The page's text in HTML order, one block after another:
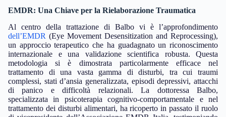
EMDR: Una Chiave per la Rielaborazione Traumatica
Al centro della trattazione di Balbo vi è l’approfondimento
dell’EMDR (Eye Movement Desensitization and Reprocessing),
un approccio terapeutico che ha guadagnato un riconoscimento
internazionale e una validazione scientifica robusta. Questa
metodologia si è dimostrata particolarmente efficace nel
trattamento di una vasta gamma di disturbi, tra cui traumi
complessi, stati d’ansia generalizzata, episodi depressivi, attacchi
di panico e difficoltà relazionali. La dottoressa Balbo,
specializzata in psicoterapia cognitivo-comportamentale e nel
trattamento dei disturbi alimentari, ha ricoperto in passato il ruolo